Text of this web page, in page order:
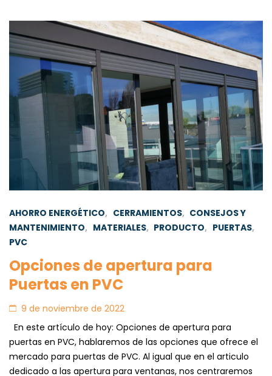
AHORRO ENERGÉTICO, CERRAMIENTOS, CONSEJOS Y
MANTENIMIENTO, MATERIALES, PRODUCTO, PUERTAS,
PVC
Opciones de apertura para
Puertas en PVC
9 de noviembre de 2022
En este artículo de hoy: Opciones de apertura para
puertas en PVC, hablaremos de las opciones que ofrece el
mercado para puertas de PVC. Al igual que en el articulo
dedicado a las apertura para ventanas, nos centraremos